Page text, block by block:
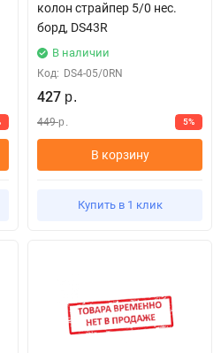
колон страйпер 5/0 нес.
борд, DS43R
В наличии
Код: DS4-05/0RN
427 р.
449 р. 5%
В корзину
Купить в 1 клик